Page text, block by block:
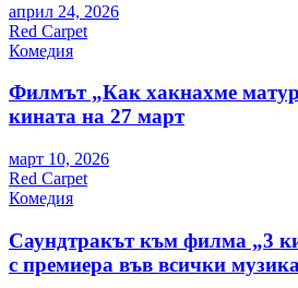
април 24, 2026
Red Carpet
Комедия
Филмът „Как хакнахме
кината на 27 март
март 10, 2026
Red Carpet
Комедия
Саундтракът към филма „3
с премиера във всички